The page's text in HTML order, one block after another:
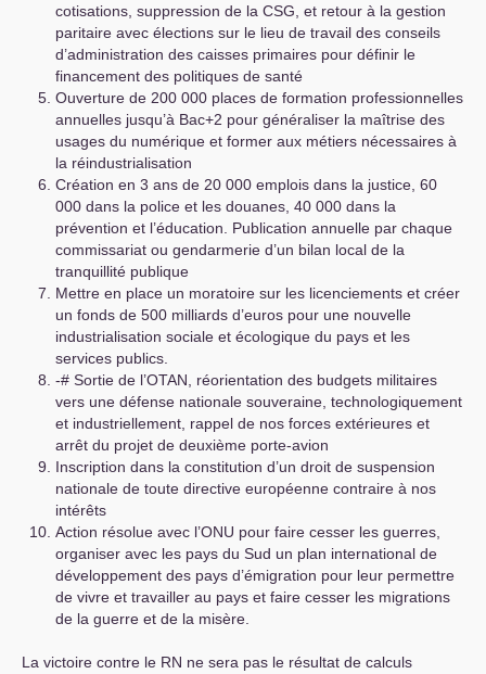
cotisations, suppression de la CSG , et retour à la gestion
paritaire avec élections sur le lieu de travail des conseils
d’administration des caisses primaires pour définir le
financement des politiques de santé
Ouverture de 200 000 places de formation professionnelles
annuelles jusqu’à Bac+2 pour généraliser la maîtrise des
usages du numérique et former aux métiers nécessaires à
la réindustrialisation
Création en 3 ans de 20 000 emplois dans la justice, 60
000 dans la police et les douanes, 40 000 dans la
prévention et l’éducation. Publication annuelle par chaque
commissariat ou gendarmerie d’un bilan local de la
tranquillité publique
Mettre en place un moratoire sur les licenciements et créer
un fonds de 500 milliards d’euros pour une nouvelle
industrialisation sociale et écologique du pays et les
services publics.
-# Sortie de l’OTAN , réorientation des budgets militaires
vers une défense nationale souveraine, technologiquement
et industriellement, rappel de nos forces extérieures et
arrêt du projet de deuxième porte-avion
Inscription dans la constitution d’un droit de suspension
nationale de toute directive européenne contraire à nos
intérêts
Action résolue avec l’ONU pour faire cesser les guerres,
organiser avec les pays du Sud un plan international de
développement des pays d’émigration pour leur permettre
de vivre et travailler au pays et faire cesser les migrations
de la guerre et de la misère.
La victoire contre le RN ne sera pas le résultat de calculs